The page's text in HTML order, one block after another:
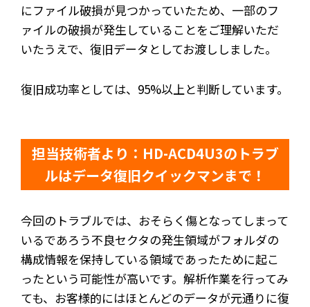
にファイル破損が見つかっていたため、一部のフ
ァイルの破損が発生していることをご理解いただ
いたうえで、復旧データとしてお渡ししました。
復旧成功率としては、95%以上と判断しています。
担当技術者より：HD-ACD4U3のトラブ
ルはデータ復旧クイックマンまで！
今回のトラブルでは、おそらく傷となってしまって
いるであろう不良セクタの発生領域がフォルダの
構成情報を保持している領域であったために起こ
ったという可能性が高いです。解析作業を行ってみ
ても、お客様的にはほとんどのデータが元通りに復